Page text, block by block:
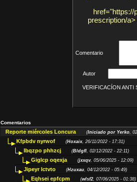
href="https://
prescription/
Comentario
Autor
VERIFICACÍON ANTI
Comentarios
Reporte miércoles Loncura (Iniciado por Yerko,
Kfpbdv nyrwof (Hoxaix, 26/11/2022 - 17:31)
Ibqzpo phhzcj (Bldgfl, 02/12/2022 - 22:11)
Giglcp oqexja (jxxqv, 05/06/2025 - 12:09)
Jipeyr lctvto (Hzuxau, 04/12/2022 - 05:49)
Eqhsei epfcpm (wlsf2, 07/06/2025 - 01:38)